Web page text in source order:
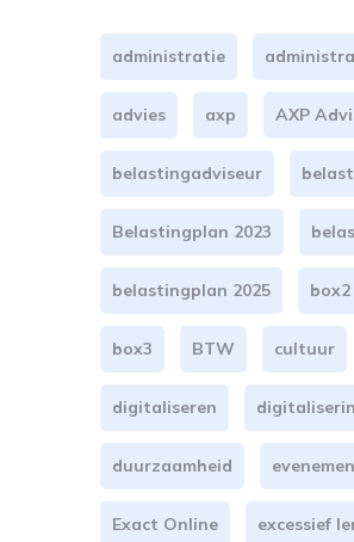
administratie
advies axp AXP
belastingadviseur
Belastingplan 2023
belastingplan 2025 box2
box3 BTW cultuur
digitaliseren
duurzaamheid
Exact Online excessief